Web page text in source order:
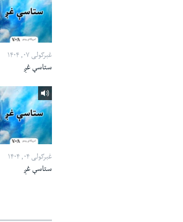
غبرګولی ۰۷, ۱۴۰۴
ستاسې غږ
غبرګولی ۰۴, ۱۴۰۴
ستاسې غږ